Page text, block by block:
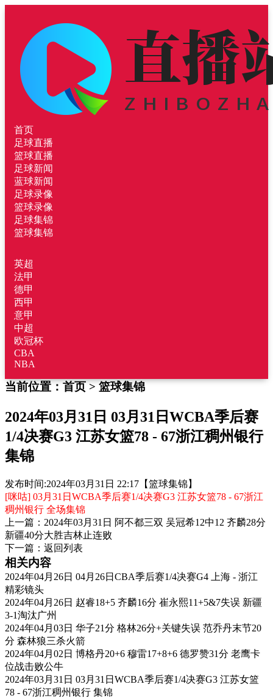
首页
足球直播
篮球直播
足球新闻
蓝球新闻
足球录像
篮球录像
足球集锦
篮球集锦
英超
法甲
德甲
西甲
意甲
中超
欧冠杯
CBA
NBA
当前位置： 首页 > 篮球集锦
2024年03月31日 03月31日WCBA季后赛
1/4决赛G3 江苏女篮78 - 67浙江稠州银行
集锦
发布时间:2024年03月31日 22:17 【篮球集锦】
[咪咕] 03月31日WCBA季后赛1/4决赛G3 江苏女篮78 - 67浙江
稠州银行 全场集锦
上一篇： 2024年03月31日 阿不都三双 吴冠希12中12 齐麟28分
新疆40分大胜吉林止连败
下一篇： 返回列表
相关内容
2024年04月26日 04月26日CBA季后赛1/4决赛G4 上海 - 浙江
精彩镜头
2024年04月26日 赵睿18+5 齐麟16分 崔永熙11+5&7失误 新疆
3-1淘汰广州
2024年04月03日 华子21分 格林26分+关键失误 范乔丹末节20
分 森林狼三杀火箭
2024年04月02日 博格丹20+6 穆雷17+8+6 德罗赞31分 老鹰卡
位战击败公牛
2024年03月31日 03月31日WCBA季后赛1/4决赛G3 江苏女篮
78 - 67浙江稠州银行 集锦